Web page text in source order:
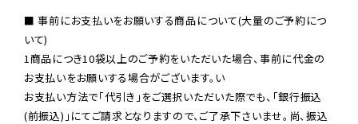
■ 事前にお支払いをお願いする商品について(大量のご予約につ
いて)
1商品につき10袋以上のご予約をいただいた場合、事前に代金の
お支払いをお願いする場合がございます。い
お支払い方法で「代引き」をご選択いただいた際でも、「銀行振込
(前振込)」にてご請求となりますので、ご了承下さいませ。尚、振込